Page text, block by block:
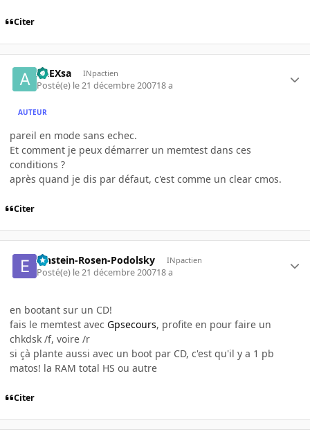
Citer
ALEXsa INpactien
Posté(e) le 21 décembre 200718 a
AUTEUR
pareil en mode sans echec.
Et comment je peux démarrer un memtest dans ces
conditions ?
après quand je dis par défaut, c'est comme un clear cmos.
Citer
Einstein-Rosen-Podolsky INpactien
Posté(e) le 21 décembre 200718 a
en bootant sur un CD!
fais le memtest avec Gpsecours, profite en pour faire un
chkdsk /f, voire /r
si çà plante aussi avec un boot par CD, c'est qu'il y a 1 pb
matos! la RAM total HS ou autre
Citer